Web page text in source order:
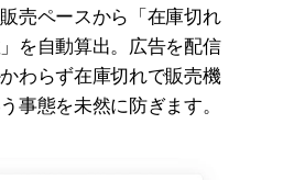
売ペースから「在庫切れ
を自動算出。広告を配信
わらず在庫切れで販売機
事態を未然に防ぎます。